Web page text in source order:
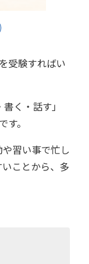
受験すればい
く・話す」
。
習い事で忙し
ことから、多